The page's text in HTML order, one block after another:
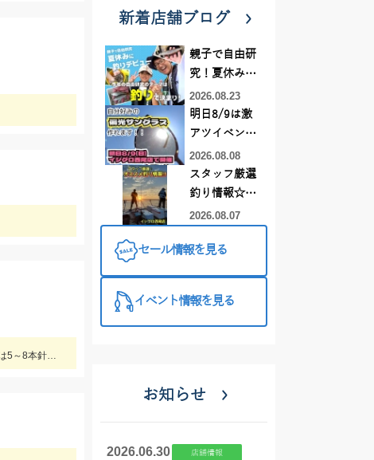
ライト中深海に初めて挑戦してきました♪食べておいしいキンメを釣ってみてはいかがでしょうか？ 水深300～400ｍで仕掛けは5～8本針のライト中深海用胴突き仕掛けに250号のオモリを使用しました
新着店舗ブログ
親子で自由研
究！夏休みに
釣りデビュー
2026.08.23
明日8/9は激
アツイベント
日！！！～オ
ーダー偏光グ
ラス受注会～
2026.08.08
スタッフ厳選
釣り情報☆彡
連休は何釣り
♪【イシグロ
2026.08.07
セール情報を見る
イベント情報を見る
お知らせ
2026.06.30 店舗情報